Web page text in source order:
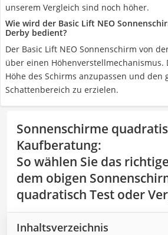
unserem Vergleich sind noch höher.
Wie wird der Basic Lift NEO
Derby bedient?
Der Basic Lift NEO Sonnenschirm von
über einen Höhenverstellmechanismus.
Höhe des Schirms anzupassen und den
Schattenbereich zu erzielen.
Sonnenschirme
Kaufberatung:
So wählen Sie das
dem obigen
quadratisch Test oder
Inhaltsverzeichnis